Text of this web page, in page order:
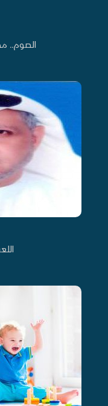
الصوم..